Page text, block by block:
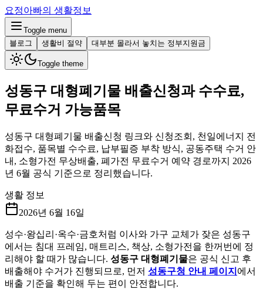
요정아빠의 생활정보
Toggle menu
블로그
생활비 절약 대부분 몰라서 놓치는 정부지원금
Toggle theme
성동구 대형폐기물 배출신청과 수수료,
무료수거 가능품목
성동구 대형폐기물 배출신청 링크와 신청조회, 천일에너지 전
화접수, 품목별 수수료, 납부필증 부착 방식, 공동주택 수거 안
내, 소형가전 무상배출, 폐가전 무료수거 예약 경로까지 2026
년 6월 공식 기준으로 정리했습니다.
생활 정보
2026년 6월 16일
성수·왕십리·옥수·금호처럼 이사와 가구 교체가 잦은 성동구
에서는 침대 프레임, 매트리스, 책상, 소형가전을 한꺼번에 정
리해야 할 때가 많습니다. 성동구 대형폐기물은 공식 신고 후
배출해야 수거가 진행되므로, 먼저 성동구청 안내 페이지 에서
배출 기준을 확인해 두는 편이 안전합니다.